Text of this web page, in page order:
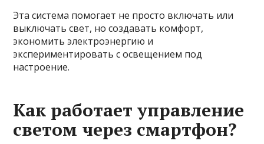
Эта система помогает не просто включать или
выключать свет, но создавать комфорт,
экономить электроэнергию и
экспериментировать с освещением под
настроение.
Как работает управление
светом через смартфон?